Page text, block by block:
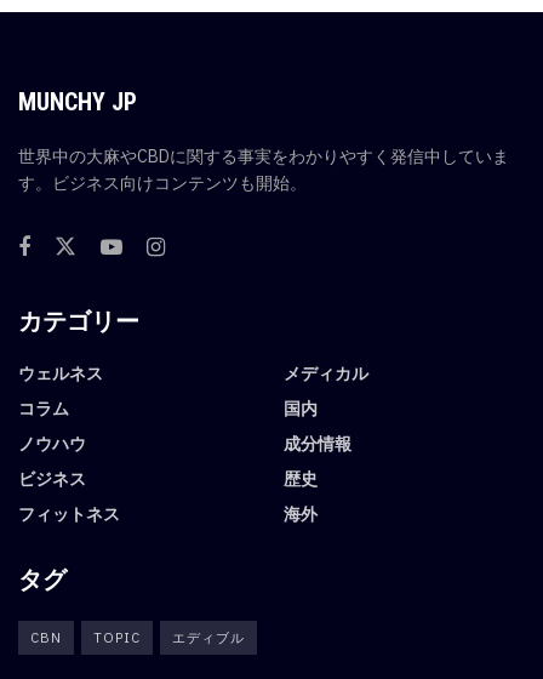
MUNCHY JP
世界中の大麻やCBDに関する事実をわかりやすく発信中していま
す。ビジネス向けコンテンツも開始。
カテゴリー
ウェルネス
コラム
ノウハウ
ビジネス
フィットネス
メディカル
国内
成分情報
歴史
海外
タグ
CBN TOPIC エディブル